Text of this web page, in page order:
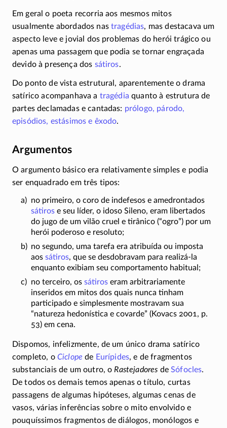
Em geral o poeta recorria aos mesmos mitos
usualmente abordados nastragédias, mas destacava um
aspecto leve e jovial dos problemas do herói trágico ou
apenas uma passagem que podia se tornar engraçada
devido à presença dos sátiros.
Do ponto de vista estrutural, aparentemente o drama
satírico acompanhava a tragédia quanto à estrutura de
partes declamadas e cantadas: prólogo, párodo,
episódios, estásimos e êxodo.
Argumentos
O argumento básico era relativamente simples e podia
ser enquadrado em três tipos:
no primeiro, o coro de indefesos e amedrontados
sátirose seu líder, o idoso Sileno, eram libertados
do jugo de um vilão cruel e tirânico (“ogro”) por um
herói poderoso e resoluto;
no segundo, uma tarefa era atribuída ou imposta
aos sátiros, que se desdobravam para realizá-la
enquanto exibiam seu comportamento habitual;
no terceiro, os sátiroseram arbitrariamente
inseridos em mitos dos quais nunca tinham
participado e simplesmente mostravam sua
“natureza hedonística e covarde” (Kovacs 2001, p.
53) em cena.
Dispomos, infelizmente, de um único drama satírico
completo, o Ciclope de Eurípides, e de fragmentos
substanciais de um outro, o Rastejadores deSófocles.
De todos os demais temos apenas o título, curtas
passagens de algumas hipóteses, algumas cenas de
vasos, várias inferências sobre o mito envolvido e
pouquíssimos fragmentos de diálogos, monólogos e